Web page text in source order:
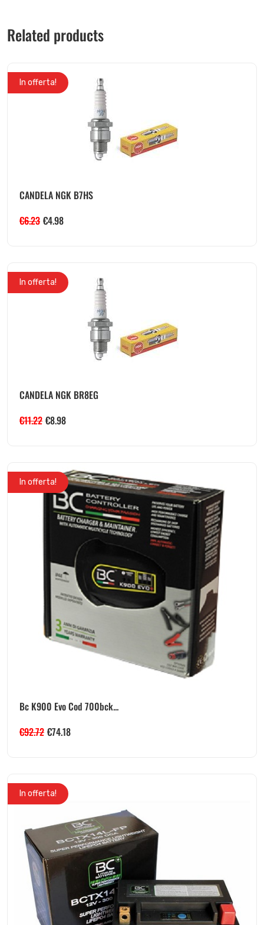
Related products
In offerta!
CANDELA NGK B7HS
€6.23 €4.98
In offerta!
CANDELA NGK BR8EG
€11.22 €8.98
In offerta!
Bc K900 Evo Cod 700bck...
€92.72 €74.18
In offerta!